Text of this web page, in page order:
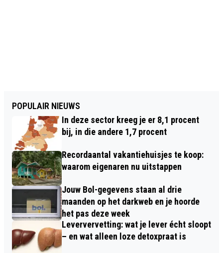
POPULAIR NIEUWS
In deze sector kreeg je er 8,1 procent
bij, in die andere 1,7 procent
Recordaantal vakantiehuisjes te koop:
waarom eigenaren nu uitstappen
Jouw Bol-gegevens staan al drie
maanden op het darkweb en je hoorde
het pas deze week
Leververvetting: wat je lever écht sloopt
– en wat alleen loze detoxpraat is